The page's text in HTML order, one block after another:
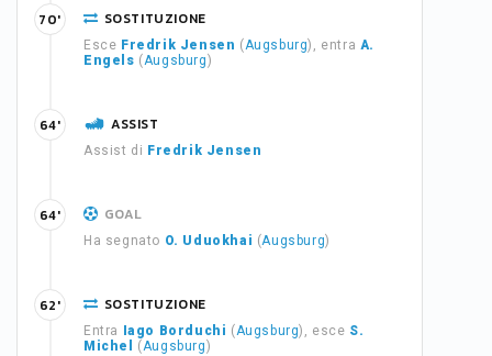
SOSTITUZIONE
Esce Fredrik Jensen (Augsburg), entra A.
Engels (Augsburg)
70'
ASSIST
Assist di Fredrik Jensen
64'
GOAL
Ha segnato O. Uduokhai (Augsburg)
64'
SOSTITUZIONE
Entra Iago Borduchi (Augsburg), esce S.
Michel
(Augsburg)
62'